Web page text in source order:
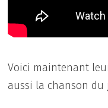
Voici maintenant
aussi la chanson du